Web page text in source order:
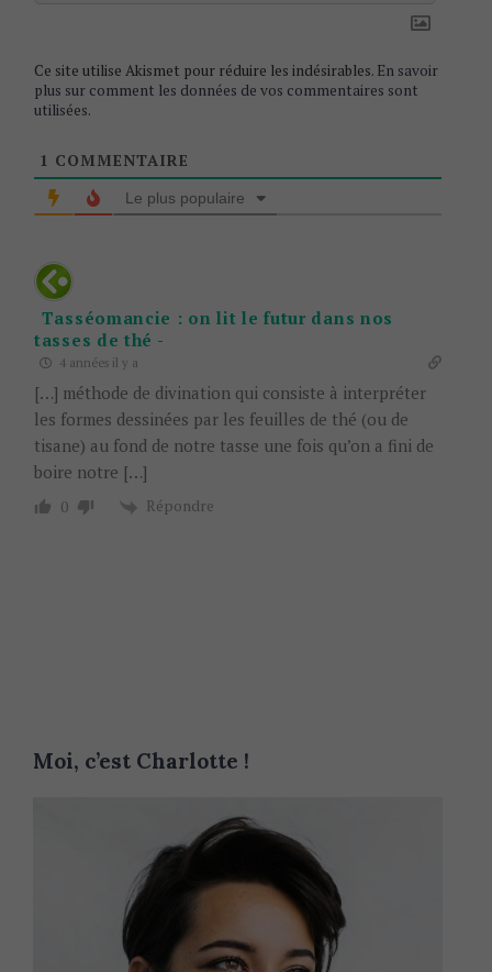
Ce site utilise Akismet pour réduire les indésirables. En savoir
plus sur comment les données de vos commentaires sont
utilisées.
1 COMMENTAIRE
Le plus populaire
Tasséomancie : on lit le futur dans nos
tasses de thé -
4 années il y a
[…] méthode de divination qui consiste à interpréter
les formes dessinées par les feuilles de thé (ou de
tisane) au fond de notre tasse une fois qu’on a fini de
boire notre […]
0 Répondre
Moi, c’est Charlotte !